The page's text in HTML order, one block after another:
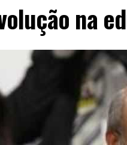
na